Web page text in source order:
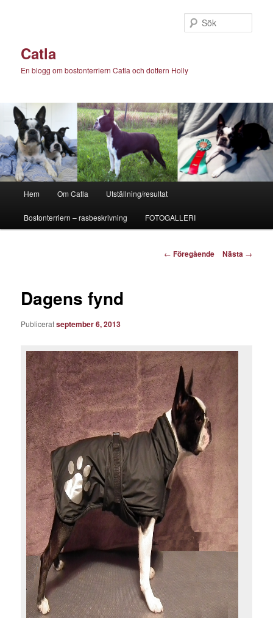
Catla
En blogg om bostonterriern Catla och dottern Holly
Hem Om Catla Utställning/resultat
Bostonterriern – rasbeskrivning FOTOGALLERI
Inläggsnavigering
← Föregående Nästa →
Dagens fynd
Publiceratseptember 6, 2013